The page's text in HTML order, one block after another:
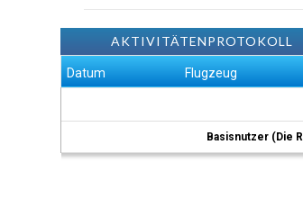
AKTIVITÄTENPROTOKOLL
Datum Flugzeug
Basisnutzer (Die